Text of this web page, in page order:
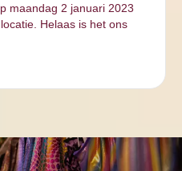
maandag 2 januari 2023
Helaas is het ons